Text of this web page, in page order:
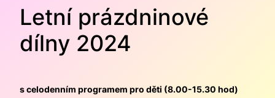
Letní prázdninové
dílny 2024
s celodenním programem pro děti (8.00-15.30 hod)